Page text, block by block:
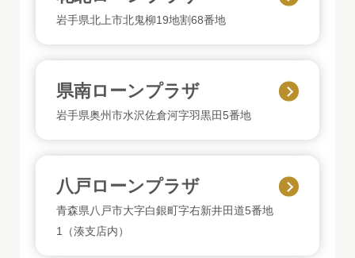
岩手県北上市北鬼柳19地割68番地
県南ローンプラザ
岩手県奥州市水沢佐倉河字羽黒田5番地
八戸ローンプラザ
青森県八戸市大字白銀町字右新井田道5番地
1（湊支店内）